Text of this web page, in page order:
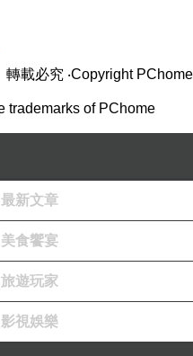
轉載必究 ‧Copyright PChome
trademarks of PChome
最新文章
美食饗宴
旅遊玩家
影視娛樂